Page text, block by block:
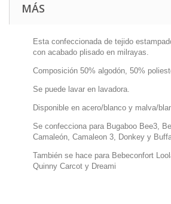
MÁS
Esta confeccionada de tejido
con acabado plisado en milrayas.
Composición 50% algodón, 50%
Se puede lavar en lavadora.
Disponible en acero/blanco y malva/
Se confecciona para Bugaboo Bee3,
Camaleón, Camaleon 3, Donkey y
También se hace para Bebeconfort
Quinny Carcot y Dreami